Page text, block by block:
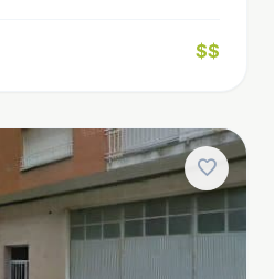
$$
favorite